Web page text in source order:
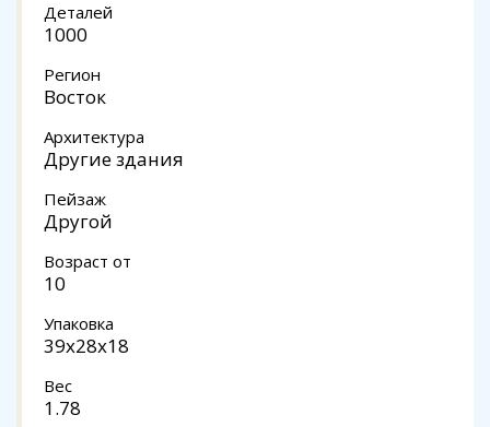
Деталей
1000
Регион
Восток
Архитектура
Другие здания
Пейзаж
Другой
Возраст от
10
Упаковка
39х28х18
Вес
1.78